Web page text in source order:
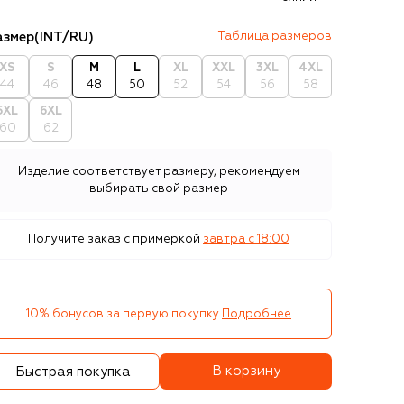
(INT/RU) Таблица размеров
XS
44
S
46
M
48
L
50
XL
52
XXL
54
3XL
56
4XL
58
6XL
62
Изделие соответствует размеру, рекомендуем
выбирать свой размер
Получите заказ с примеркой завтра c 18:00
10% бонусов за первую покупку Подробнее
Быстрая покупка В корзину